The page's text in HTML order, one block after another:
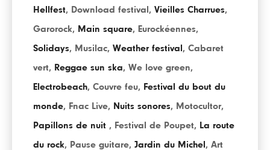
Hellfest, Download festival , Vieilles Charrues,
Garorock, Main square, Eurockéennes,
Solidays, Musilac, Weather festival , Cabaret
vert, Reggae sun ska, We love green,
Electrobeach, Couvre feu, Festival du bout du
monde, Fnac Live, Nuits sonores, Motocultor,
Papillons de nuit , Festival de Poupet, La route
du rock, Pause guitare, Jardin du Michel , Art